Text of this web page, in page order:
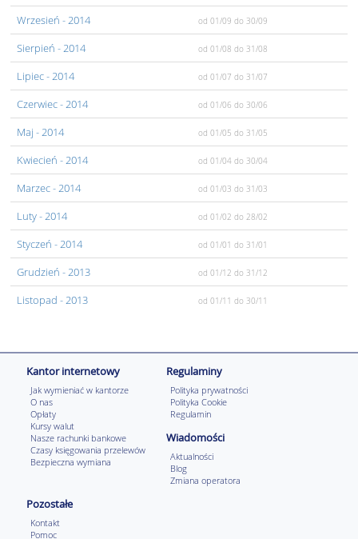
Wrzesień - 2014 od 01/09 do 30/09
Sierpień - 2014 od 01/08 do 31/08
Lipiec- 2014 od 01/07 do 31/07
Czerwiec- 2014 od 01/06 do 30/06
Maj - 2014 od 01/05 do 31/05
Kwiecień - 2014 od 01/04 do 30/04
Marzec- 2014 od 01/03 do 31/03
Luty- 2014 od 01/02 do 28/02
Styczeń - 2014 od 01/01 do 31/01
Grudzień - 2013 od 01/12 do 31/12
Listopad - 2013 od 01/11 do 30/11
Kantor internetowy
Jak wymieniać w kantorze
O nas
Opłaty
Kursy walut
Nasze rachunki bankowe
Czasy księgowania przelewów
Bezpieczna wymiana
Regulaminy
Polityka prywatności
Polityka Cookie
Regulamin
Wiadomości
Aktualności
Blog
Zmiana operatora
Pozostałe
Kontakt
Pomoc